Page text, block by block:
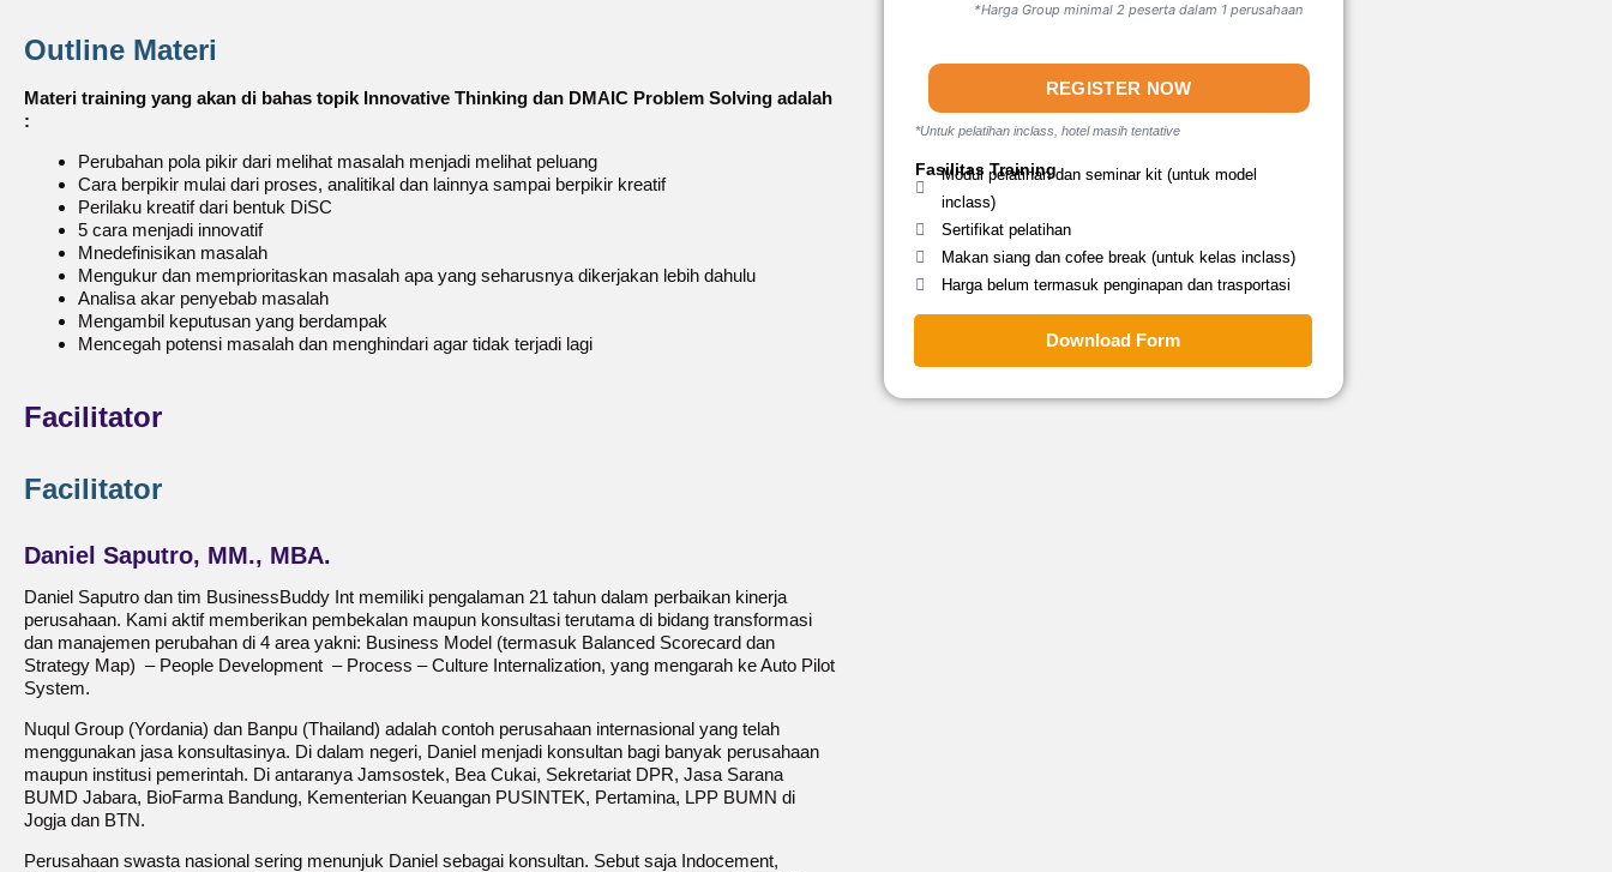
Outline Materi
Materi training yang akan di bahas topik Innovative Thinking dan DMAIC Problem Solving adalah
:
Perubahan pola pikir dari melihat masalah menjadi melihat peluang
Cara berpikir mulai dari proses, analitikal dan lainnya sampai berpikir kreatif
Perilaku kreatif dari bentuk DiSC
5 cara menjadi innovatif
Mnedefinisikan masalah
Mengukur dan memprioritaskan masalah apa yang seharusnya dikerjakan lebih dahulu
Analisa akar penyebab masalah
Mengambil keputusan yang berdampak
Mencegah potensi masalah dan menghindari agar tidak terjadi lagi
Facilitator
Facilitator
Daniel Saputro, MM., MBA.
Daniel Saputro dan tim BusinessBuddy Int memiliki pengalaman 21 tahun dalam perbaikan kinerja
perusahaan. Kami aktif memberikan pembekalan maupun konsultasi terutama di bidang transformasi
dan manajemen perubahan di 4 area yakni: Business Model (termasuk Balanced Scorecard dan
Strategy Map) – People Development – Process – Culture Internalization, yang mengarah ke Auto Pilot
System.
Nuqul Group (Yordania) dan Banpu (Thailand) adalah contoh perusahaan internasional yang telah
menggunakan jasa konsultasinya. Di dalam negeri, Daniel menjadi konsultan bagi banyak perusahaan
maupun institusi pemerintah. Di antaranya Jamsostek, Bea Cukai, Sekretariat DPR, Jasa Sarana
BUMD Jabara, BioFarma Bandung, Kementerian Keuangan PUSINTEK, Pertamina, LPP BUMN di
Jogja dan BTN.
Perusahaan swasta nasional sering menunjuk Daniel sebagai konsultan. Sebut saja Indocement,
*Harga Group minimal 2 peserta dalam 1 perusahaan
REGISTER NOW
*Untuk pelatihan inclass, hotel masih tentative
Fasilitas Training
Modul pelatihan dan seminar kit (untuk model
inclass)
Sertifikat pelatihan
Makan siang dan cofee break (untuk kelas inclass)
Harga belum termasuk penginapan dan trasportasi
Download Form